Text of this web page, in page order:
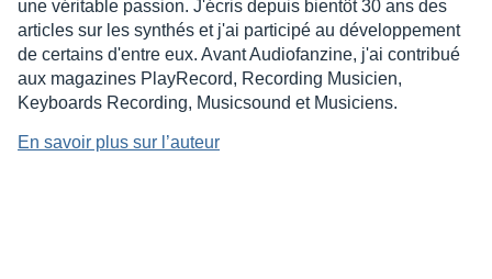
une véritable passion. J'écris depuis bientôt 30 ans des
articles sur les synthés et j'ai participé au développement
de certains d'entre eux. Avant Audiofanzine, j'ai contribué
aux magazines PlayRecord, Recording Musicien,
Keyboards Recording, Musicsound et Musiciens.
En savoir plus sur l’auteur